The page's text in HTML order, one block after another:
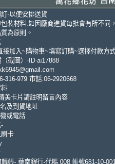
-以便安排送貨
裝材料.如因廠商進貨每批會有所不同
為原則。
接加入~購物車~填寫訂購~選擇付款方
截圖）-ID-ai17888
316-979 市話:06-2920668
美卡片請註明留言內容
及到貨地址
或電話
卡
帳- 華南銀行-代嗎 008 帳號681-10-